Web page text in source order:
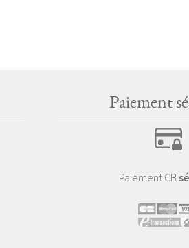
Paiement
Paiement CB